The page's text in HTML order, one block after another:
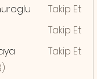
Takip Et
Takip Et
Takip Et